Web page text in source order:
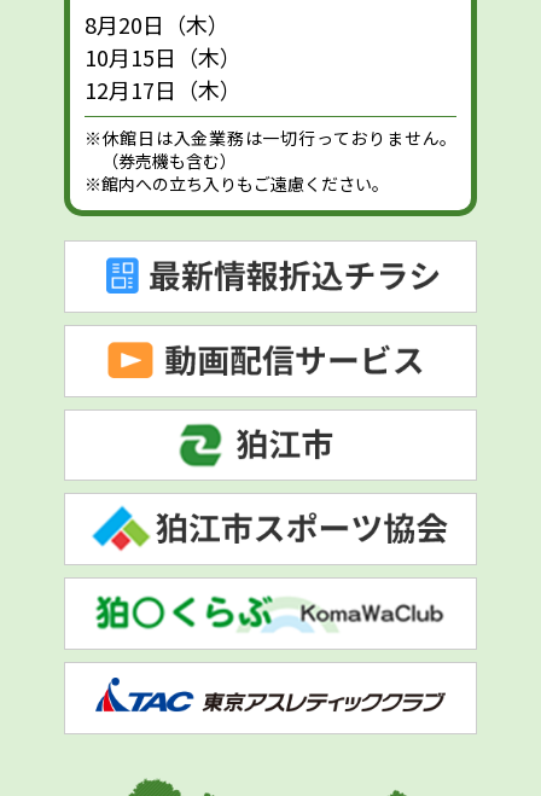
8月20日（木）
10月15日（木）
12月17日（木）
※休館日は入金業務は一切行っておりません。
（券売機も含む）
※館内への立ち入りもご遠慮ください。